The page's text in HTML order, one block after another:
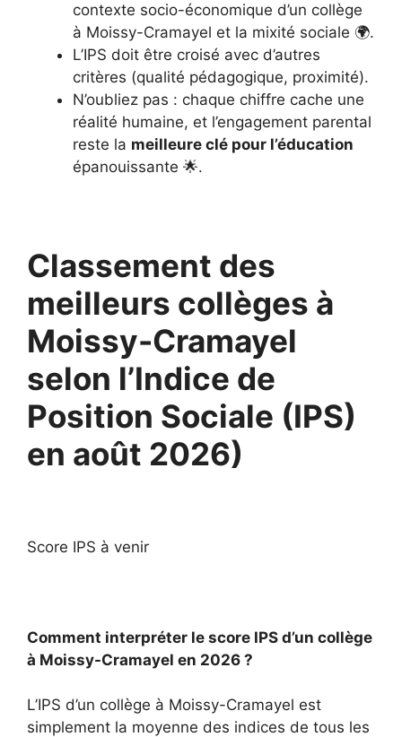
contexte socio-économique d’un collège
à Moissy-Cramayel et la mixité sociale 🌍.
L’IPS doit être croisé avec d’autres
critères (qualité pédagogique, proximité).
N’oubliez pas : chaque chiffre cache une
réalité humaine, et l’engagement parental
reste la meilleure clé pour l’éducation
épanouissante 🌟.
Classement des
meilleurs collèges à
Moissy-Cramayel
selon l’Indice de
Position Sociale (IPS)
en août 2026)
Score IPS à venir
Comment interpréter le score IPS d’un collège
à Moissy-Cramayel en 2026 ?
L’IPS d’un collège à Moissy-Cramayel est
simplement la moyenne des indices de tous les